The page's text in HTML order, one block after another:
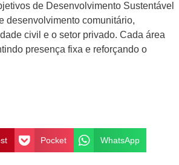
de Desenvolvimento Sustentável
desenvolvimento comunitário,
civil e o setor privado. Cada área
presença fixa e reforçando o
Pocket WhatsApp